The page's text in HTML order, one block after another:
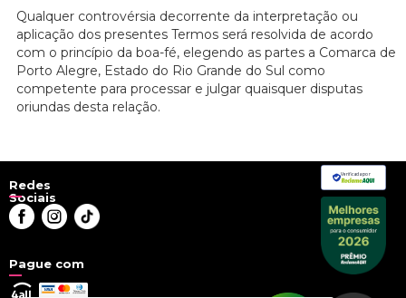
Qualquer controvérsia decorrente da interpretação ou
aplicação dos presentes Termos será resolvida de acordo
com o princípio da boa-fé, elegendo as partes a Comarca de
Porto Alegre, Estado do Rio Grande do Sul como
competente para processar e julgar quaisquer disputas
oriundas desta relação.
Redes
Sociais
Pague com
Verificada por